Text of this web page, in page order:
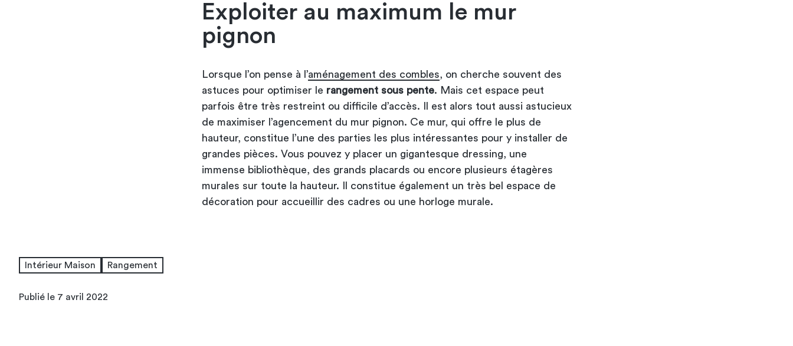
Exploiter au maximum le mur
pignon
Lorsque l’on pense à l’aménagement des combles, on cherche souvent des
astuces pour optimiser le rangement sous pente. Mais cet espace peut
parfois être très restreint ou difficile d’accès. Il est alors tout aussi astucieux
de maximiser l’agencement du mur pignon. Ce mur, qui offre le plus de
hauteur, constitue l’une des parties les plus intéressantes pour y installer de
grandes pièces. Vous pouvez y placer un gigantesque dressing, une
immense bibliothèque, des grands placards ou encore plusieurs étagères
murales sur toute la hauteur. Il constitue également un très bel espace de
décoration pour accueillir des cadres ou une horloge murale.
Intérieur Maison Rangement
Publié le 7 avril 2022